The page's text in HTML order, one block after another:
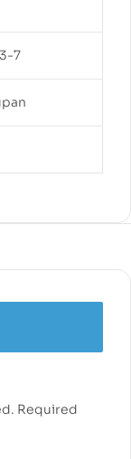
7
Required